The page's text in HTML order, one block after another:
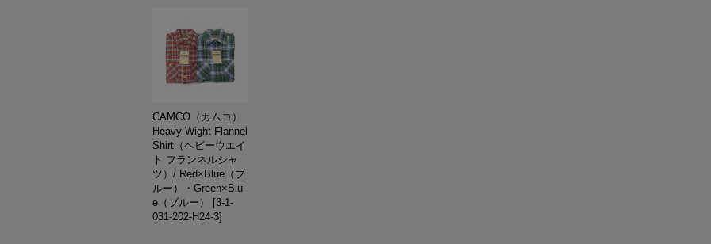
CAMCO（カムコ）
Heavy Wight Flannel
Shirt（ヘビーウエイ
ト フランネルシャ
ツ）/ Red×Blue（ブ
ルー）・Green×Blu
e（ブルー）
[3-1-
031-202-H24-3]